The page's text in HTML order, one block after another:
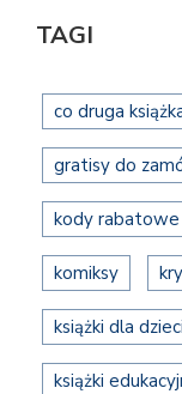
TAGI
co druga
gratisy do
kody rabatowe
komiksy
książki dla dzieci
książki